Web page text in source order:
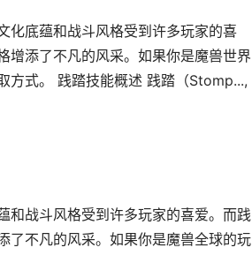
化底蕴和战斗风格受到许多玩家的喜
增添了不凡的风采。如果你是魔兽世界
方式。 践踏技能概述 践踏（Stomp...,
和战斗风格受到许多玩家的喜爱。而践
了不凡的风采。如果你是魔兽全球的玩